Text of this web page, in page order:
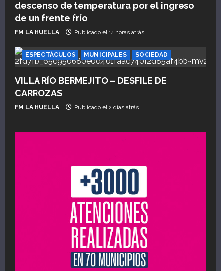
descenso de temperatura por el ingreso
de un frente frío
FM LA HUELLA Publicado el 14 horas atrás
ESPECTÁCULOS MUNICIPALES SOCIEDAD
VILLA RÍO BERMEJITO – DESFILE DE
CARROZAS
FM LA HUELLA Publicado el 2 días atrás